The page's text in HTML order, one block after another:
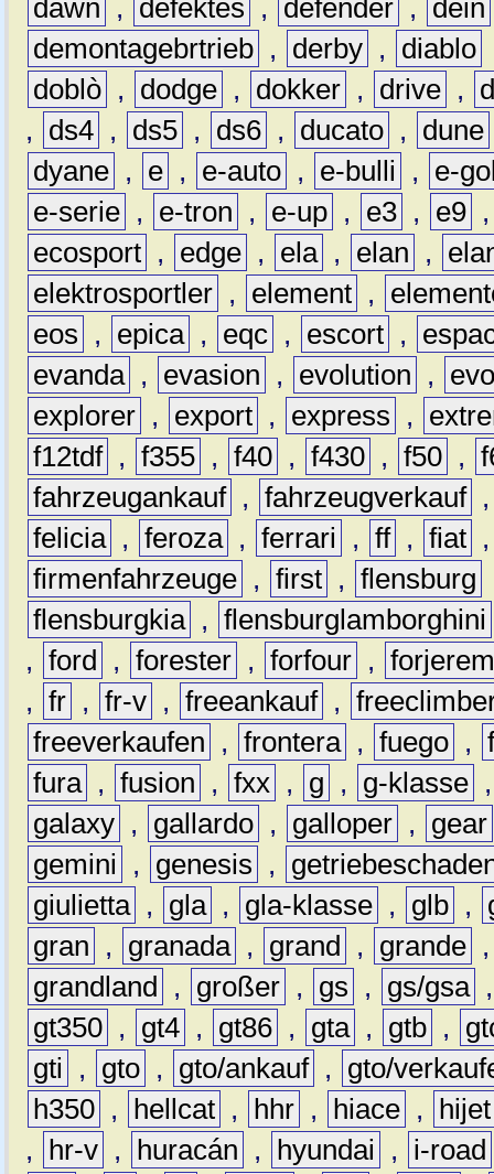
dawn , defektes , defender , dein
demontagebrtrieb , derby , diablo
doblò , dodge , dokker , drive ,
,
ds4 , ds5 , ds6 , ducato , dune
dyane , e , e-auto , e-bulli ,
e-
e-serie , e-tron , e-up , e3 , e9
ecosport , edge , ela , elan ,
elektrosportler , element ,
eos
, epica , eqc , escort ,
evanda , evasion , evolution ,
explorer , export , express ,
f12tdf , f355 , f40 , f430 , f50 ,
fahrzeugankauf , fahrzeugverkauf
felicia , feroza , ferrari , ff , fiat
firmenfahrzeuge , first , flensburg
flensburgkia , flensburglamborghini
, ford , forester , forfour ,
, fr , fr-v , freeankauf ,
freeverkaufen
, frontera , fuego ,
fura , fusion , fxx , g , g-klasse
galaxy , gallardo , galloper ,
gear
gemini
, genesis ,
giulietta , gla , gla-klasse , glb ,
gran
, granada , grand , grande
grandland
, großer , gs , gs/gsa
gt350 , gt4 , gt86 , gta , gtb ,
gti
, gto , gto/ankauf ,
gto/
h350 , hellcat , hhr , hiace ,
hijet
,
hr-v , huracán , hyundai ,
i-road